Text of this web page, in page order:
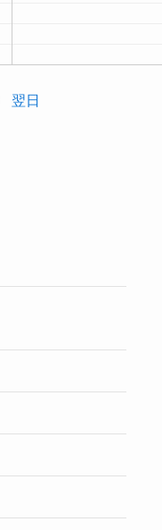
翌日